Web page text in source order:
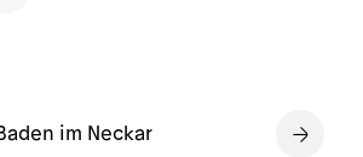
im Neckar